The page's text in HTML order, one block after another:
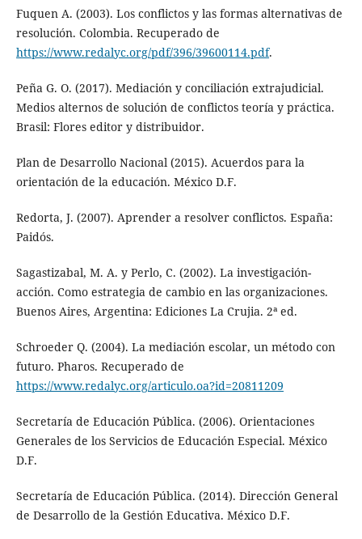
Fuquen A. (2003). Los conflictos y las formas alternativas de
resolución. Colombia. Recuperado de
https://www.redalyc.org/pdf/396/39600114.pdf.
Peña G. O. (2017). Mediación y conciliación extrajudicial.
Medios alternos de solución de conflictos teoría y práctica.
Brasil: Flores editor y distribuidor.
Plan de Desarrollo Nacional (2015). Acuerdos para la
orientación de la educación. México D.F.
Redorta, J. (2007). Aprender a resolver conflictos. España:
Paidós.
Sagastizabal, M. A. y Perlo, C. (2002). La investigación-
acción. Como estrategia de cambio en las organizaciones.
Buenos Aires, Argentina: Ediciones La Crujia. 2ª ed.
Schroeder Q. (2004). La mediación escolar, un método con
futuro. Pharos. Recuperado de
https://www.redalyc.org/articulo.oa?id=20811209
Secretaría de Educación Pública. (2006). Orientaciones
Generales de los Servicios de Educación Especial. México
D.F.
Secretaría de Educación Pública. (2014). Dirección General
de Desarrollo de la Gestión Educativa. México D.F.